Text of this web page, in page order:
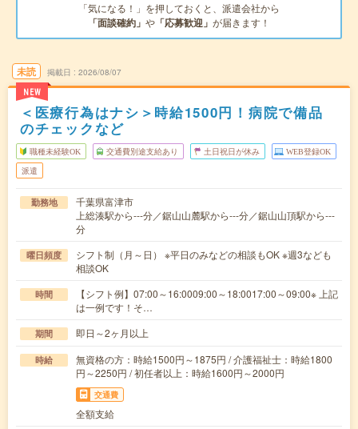
「気になる！」を押しておくと、派遣会社から
「面談確約」 や 「応募歓迎」 が届きます！
未読
NEW
掲載日 2026/08/07
＜医療行為はナシ＞時給1500円！病院で備品
のチェックなど
職種未経験OK 交通費別途支給あり 土日祝日が休み WEB登録OK
派遣
勤務地
千葉県富津市
上総湊駅から---分／鋸山山麓駅から---分／鋸山山頂駅から---
分
曜日頻度
シフト制（月～日） ※平日のみなどの相談もOK ※週3なども
相談OK
時間
【シフト例】07:00～16:0009:00～18:0017:00～09:00※ 上記
は一例です！そ…
期間 即日～2ヶ月以上
時給
無資格の方：時給1500円～1875円 / 介護福祉士：時給1800
円～2250円 / 初任者以上：時給1600円～2000円
交通費
全額支給